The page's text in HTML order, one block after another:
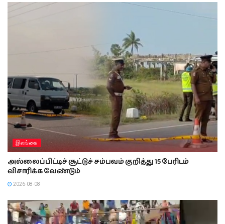
இலங்கை
அல்லைப்பிட்டிச் சூட்டுச் சம்பவம் குறித்து 15 பேரிடம்
விசாரிக்க வேண்டும்
2026-08-08